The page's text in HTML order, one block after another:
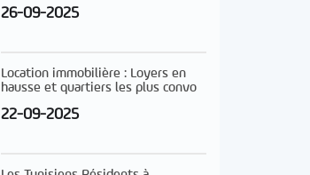
26-09-2025
Location immobilière : Loyers en
hausse et quartiers les plus convo
22-09-2025